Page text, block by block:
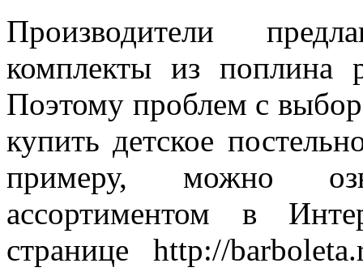
Производители
комплекты из поплина
Поэтому проблем с
купить детское
примеру, можно
ассортиментом в
странице http://